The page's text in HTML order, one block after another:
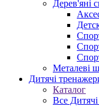
Дерев'яні
Металеві
Дитячі
Каталог
Все